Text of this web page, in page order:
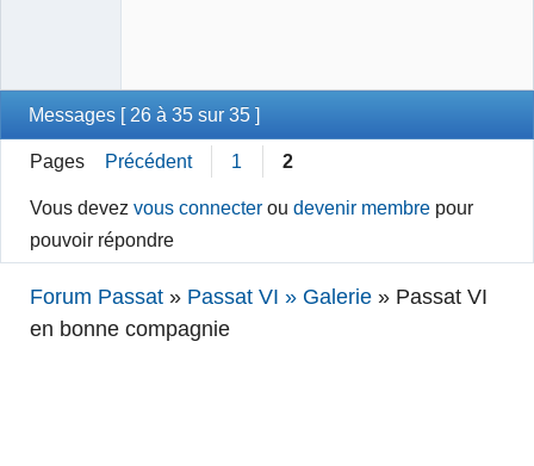
Messages [ 26 à 35 sur 35 ]
Pages Précédent 1 2
Vous devezvous connecter oudevenir membre pour
pouvoir répondre
Forum Passat » Passat VI » Galerie » Passat VI
en bonne compagnie